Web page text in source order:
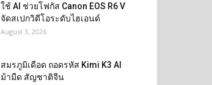
ใช้ AI ช่วยโฟกัส Canon EOS R6 V
จัดสเปกวิดีโอระดับไฮเอนด์
August 3, 2026
สมรภูมิเดือด ถอดรหัส Kimi K3 AI
ม้ามืด สัญชาติจีน